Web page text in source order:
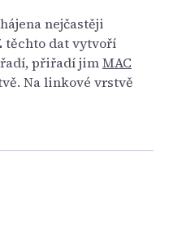
nejčastěji
těchto dat vytvoří
přiřadí jimMAC
Na linkové vrstvě